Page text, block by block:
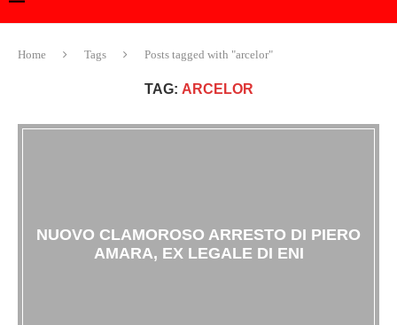
Home Tags Posts tagged with "arcelor"
TAG: ARCELOR
NUOVO CLAMOROSO ARRESTO DI PIERO
AMARA, EX LEGALE DI ENI